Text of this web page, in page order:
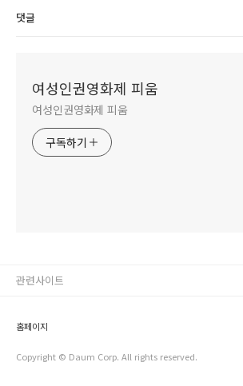
댓글
여성인권영화제 피움
여성인권영화제 피움
구독하기
홈페이지
Copyright © Daum Corp. All rights reserved.
관련사이트